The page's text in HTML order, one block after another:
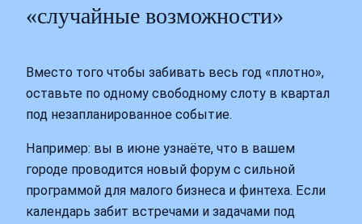
«случайные возможности»
Вместо того чтобы забивать весь год «плотно»,
оставьте по одному свободному слоту в квартал
под незапланированное событие.
Например: вы в июне узнаёте, что в вашем
городе проводится новый форум с сильной
программой для малого бизнеса и финтеха. Если
календарь забит встречами и задачами под